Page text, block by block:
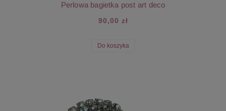
Perlowa bagietka post art deco
90,00 zł
Do koszyka